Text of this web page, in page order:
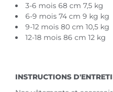
3-6 mois 68 cm 7,5 kg
6-9 mois 74 cm 9 kg kg
9-12 mois 80 cm 10,5 kg
12-18 mois 86 cm 12 kg
INSTRUCTIONS